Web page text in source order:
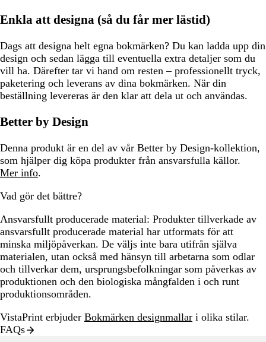
Enkla att designa (så du får mer lästid)
Dags att designa helt egna bokmärken? Du kan ladda upp din
design och sedan lägga till eventuella extra detaljer som du
vill ha. Därefter tar vi hand om resten – professionellt tryck,
paketering och leverans av dina bokmärken. När din
beställning levereras är den klar att dela ut och användas.
Better by Design
Denna produkt är en del av vår Better by Design-kollektion,
som hjälper dig köpa produkter från ansvarsfulla källor.
Mer info.
Vad gör det bättre?
Ansvarsfullt producerade material: Produkter tillverkade av
ansvarsfullt producerade material har utformats för att
minska miljöpåverkan. De väljs inte bara utifrån själva
materialen, utan också med hänsyn till arbetarna som odlar
och tillverkar dem, ursprungsbefolkningar som påverkas av
produktionen och den biologiska mångfalden i och runt
produktionsområden.
VistaPrint erbjuder Bokmärken designmallar i olika stilar.
FAQs